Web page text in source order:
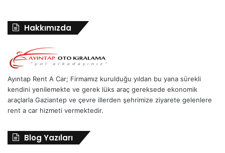
Hakkımızda
Ayıntap Rent A Car; Firmamız kurulduğu yıldan bu yana sürekli
kendini yenilemekte ve gerek lüks araç gereksede ekonomik
araçlarla Gaziantep ve çevre illerden şehrimize ziyarete gelenlere
rent a car hizmeti vermektedir.
Blog Yazıları